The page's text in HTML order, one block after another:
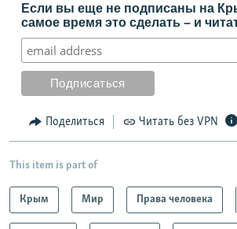
Если вы еще не подписаны на
самое время это сделать – и
Поделиться Читать без VPN
This item is part of
Крым Мир Права человека